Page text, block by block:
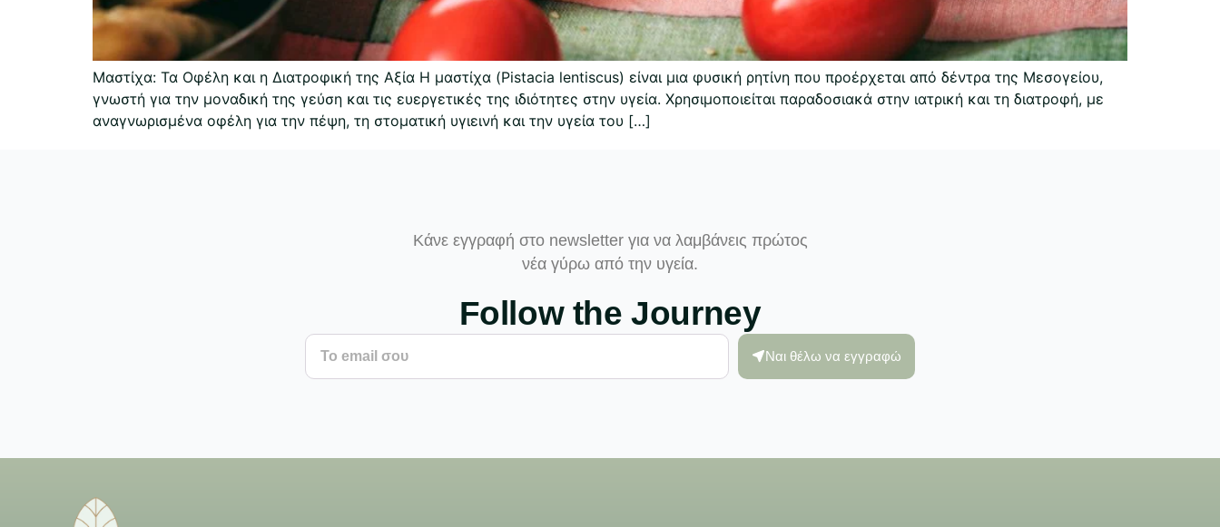
Μαστίχα: Τα Οφέλη και η Διατροφική της Αξία Η μαστίχα (Pistacia lentiscus) είναι μια φυσική ρητίνη που προέρχεται από δέντρα της Μεσογείου,
γνωστή για την μοναδική της γεύση και τις ευεργετικές της ιδιότητες στην υγεία. Χρησιμοποιείται παραδοσιακά στην ιατρική και τη διατροφή, με
αναγνωρισμένα οφέλη για την πέψη, τη στοματική υγιεινή και την υγεία του […]
Κάνε εγγραφή στο newsletter για να λαμβάνεις πρώτος
νέα γύρω από την υγεία.
Follow the Journey
Ναι θέλω να εγγραφώ